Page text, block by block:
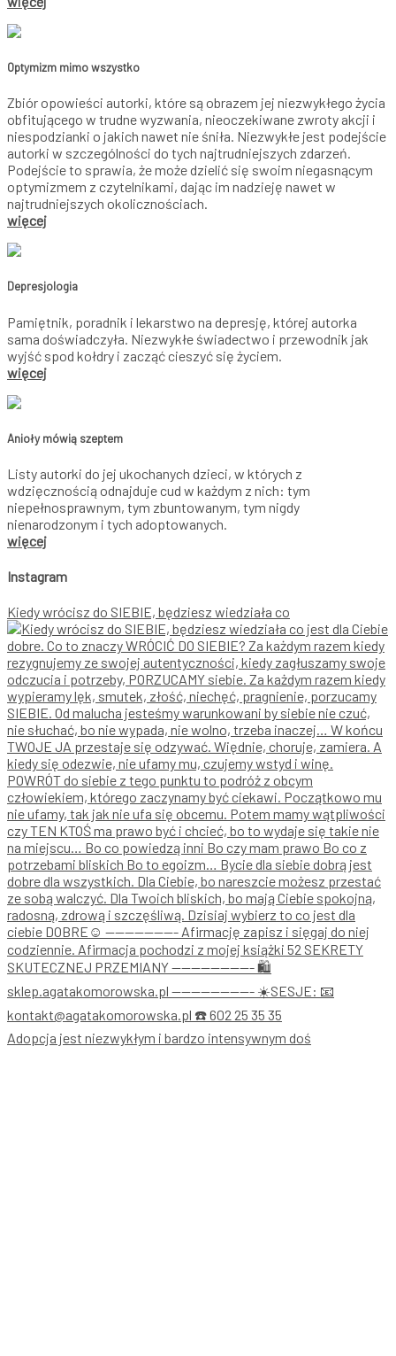
Optymizm mimo wszystko
Zbiór opowieści autorki, które są obrazem jej niezwykłego życia
obfitującego w trudne wyzwania, nieoczekiwane zwroty akcji i
niespodzianki o jakich nawet nie śniła. Niezwykłe jest podejście
autorki w szczególności do tych najtrudniejszych zdarzeń.
Podejście to sprawia, że może dzielić się swoim niegasnącym
optymizmem z czytelnikami, dając im nadzieję nawet w
najtrudniejszych okolicznościach.
więcej
Depresjologia
Pamiętnik, poradnik i lekarstwo na depresję, której autorka
sama doświadczyła. Niezwykłe świadectwo i przewodnik jak
wyjść spod kołdry i zacząć cieszyć się życiem.
więcej
Anioły mówią szeptem
Listy autorki do jej ukochanych dzieci, w których z
wdzięcznością odnajduje cud w każdym z nich: tym
niepełnosprawnym, tym zbuntowanym, tym nigdy
nienarodzonym i tych adoptowanych.
więcej
Instagram
Kiedy wrócisz do SIEBIE, będziesz wiedziała co
Adopcja jest niezwykłym i bardzo intensywnym doś